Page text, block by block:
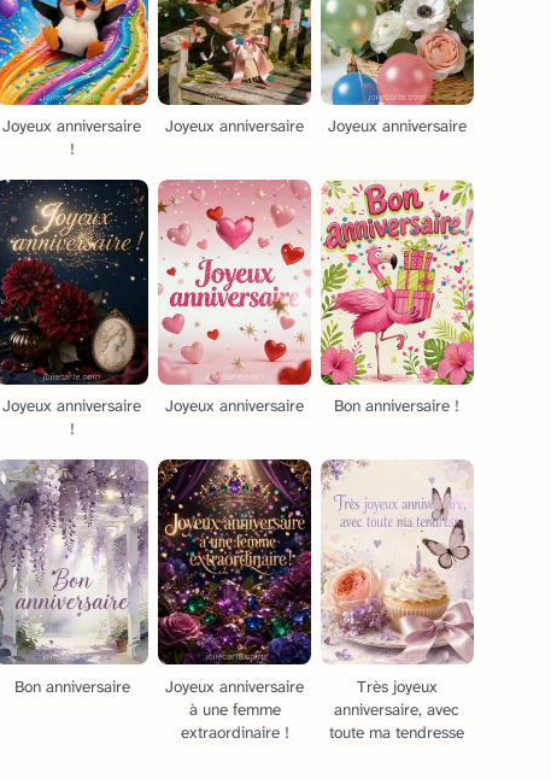
Joyeux anniversaire
!
Joyeux anniversaire Joyeux anniversaire
Joyeux anniversaire
!
Joyeux anniversaire Bon anniversaire !
Bon anniversaire
Joyeux anniversaire
à une femme
extraordinaire !
Très joyeux
anniversaire, avec
toute ma tendresse